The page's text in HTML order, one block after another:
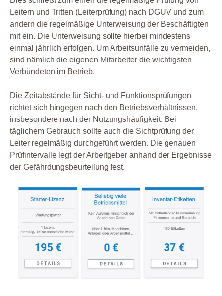
Leitern und Tritten (Leiterprüfung) nach DGUV und zum
andern die regelmäßige Unterweisung der Beschäftigten
mit ein. Die Unterweisung sollte hierbei mindestens
einmal jährlich erfolgen. Um Arbeitsunfälle zu vermeiden,
sind nämlich die eigenen Mitarbeiter die wichtigsten
Verbündeten im Betrieb.
Die Zeitabstände für Sicht- und Funktionsprüfungen
richtet sich hingegen nach den Betriebsverhältnissen,
insbesondere nach der Nutzungshäufigkeit. Bei
täglichem Gebrauch sollte auch die Sichtprüfung der
Leiter regelmäßig durchgeführt werden. Die genauen
Prüfintervalle legt der Arbeitgeber anhand der Ergebnisse
der Gefährdungsbeurteilung fest.